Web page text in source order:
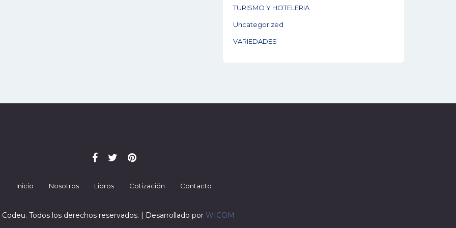
TURISMO Y HOTELERIA
Uncategorized
VARIEDADES
Inicio Nosotros Libros Cotización Contacto
Todos los derechos reservados. | Desarrollado por WICOM